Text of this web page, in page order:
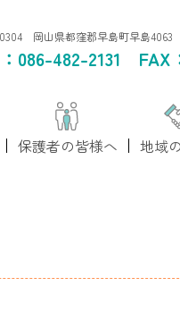
岡山県都窪郡早島町早島4063
086-482-2131 FAX
保護者の皆様へ 地域